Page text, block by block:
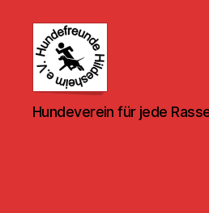
Hundefreunde
Hildesheim
Hundeverein für jede